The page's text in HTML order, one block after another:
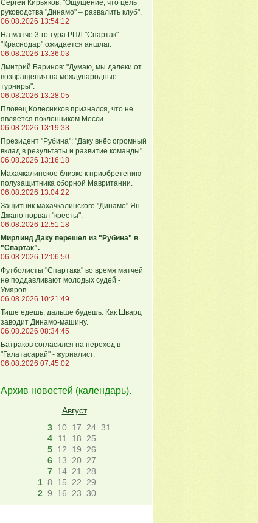
Сергей Кирьяков: "Ощущение, что цель
руководства "Динамо" – развалить клуб".
06.08.2026 13:54:12
На матче 3-го тура РПЛ "Спартак" –
"Краснодар" ожидается аншлаг.
06.08.2026 13:36:03
Дмитрий Баринов: "Думаю, мы далеки от
возвращения на международные
турниры".
06.08.2026 13:28:05
Пловец Колесников признался, что не
является поклонником Месси.
06.08.2026 13:19:33
Президент "Рубина": "Даку внёс огромный
вклад в результаты и развитие команды".
06.08.2026 13:16:18
Махачкалинское близко к приобретению
полузащитника сборной Мавритании.
06.08.2026 13:04:22
Защитник махачкалинского "Динамо" Ян
Джапо порвал "кресты".
06.08.2026 12:51:18
Мирлинд Даку перешел из "Рубина" в
"Спартак".
06.08.2026 12:06:50
Футболисты "Спартака" во время матчей
не поддавливают молодых судей -
Умяров.
06.08.2026 10:21:49
Тише едешь, дальше будешь. Как Шварц
заводит Динамо-машину.
06.08.2026 08:34:45
Батраков согласился на переход в
"Галатасарай" - журналист.
06.08.2026 07:45:02
Архив новостей (календарь).
Август
3 10 17 24 31
4
11 18
25
5 12 19
26
6 13 20 27
7 14 21
28
1 8 15 22
29
2 9 16 23 30